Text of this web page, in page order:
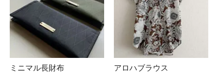
ミニマル長財布
アロハブラウス